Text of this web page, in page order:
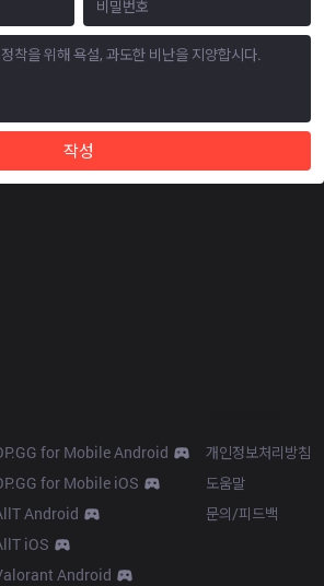
작성
for Mobile Android
for Mobile iOS
Android
iOS
Android
개인정보처리방침
도움말
문의/피드백